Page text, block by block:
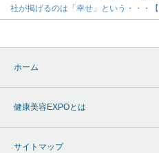
社が掲げるのは「幸せ」という・・・【
ホーム
健康美容EXPOとは
サイトマップ